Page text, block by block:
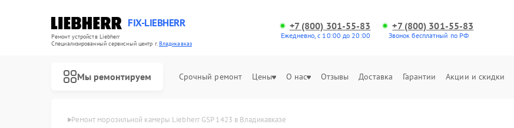
FIX-LIEBHERR
Ремонт устройств Liebherr
Специализированный cервисный центр г.Владикавказ
+7 (800) 301-55-83
Ежедневно, с 10:00 до 20:00
+7 (800) 301-55-83
Звонок бесплатный по РФ
Мы ремонтируем Срочный ремонт Цены О нас Отзывы Доставка Гарантии Акции и скидки
Ремонт морозильной камеры Liebherr GSP 1423 в Владикавказе